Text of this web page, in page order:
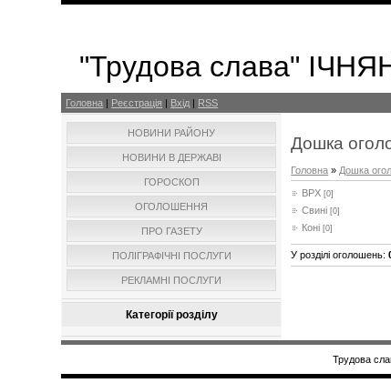
"Трудова слава"
Головна | Реєстрація | Вхід | RSS
НОВИНИ РАЙОНУ
НОВИНИ В ДЕРЖАВІ
ГОРОСКОП
ОГОЛОШЕННЯ
ПРО ГАЗЕТУ
ПОЛІГРАФІЧНІ ПОСЛУГИ
РЕКЛАМНІ ПОСЛУГИ
Категорії розділу
Дошка
Головна » Дошка
ВРХ [0]
Свині [0]
Коні [0]
У розділі оголошень:
Трудова